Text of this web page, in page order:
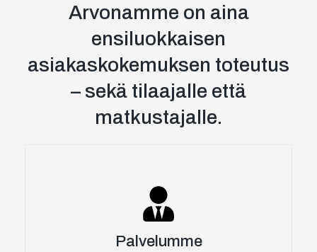
Arvonamme on aina
ensiluokkaisen
asiakaskokemuksen toteutus
– sekä tilaajalle että
matkustajalle.
Palvelumme